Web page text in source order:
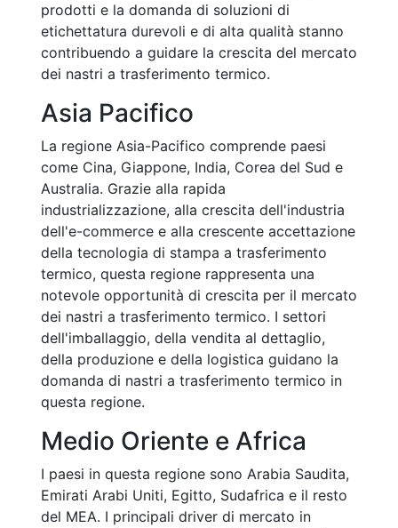
prodotti e la domanda di soluzioni di
etichettatura durevoli e di alta qualità stanno
contribuendo a guidare la crescita del mercato
dei nastri a trasferimento termico.
Asia Pacifico
La regione Asia-Pacifico comprende paesi
come Cina, Giappone, India, Corea del Sud e
Australia. Grazie alla rapida
industrializzazione, alla crescita dell'industria
dell'e-commerce e alla crescente accettazione
della tecnologia di stampa a trasferimento
termico, questa regione rappresenta una
notevole opportunità di crescita per il mercato
dei nastri a trasferimento termico. I settori
dell'imballaggio, della vendita al dettaglio,
della produzione e della logistica guidano la
domanda di nastri a trasferimento termico in
questa regione.
Medio Oriente e Africa
I paesi in questa regione sono Arabia Saudita,
Emirati Arabi Uniti, Egitto, Sudafrica e il resto
del MEA. I principali driver di mercato in